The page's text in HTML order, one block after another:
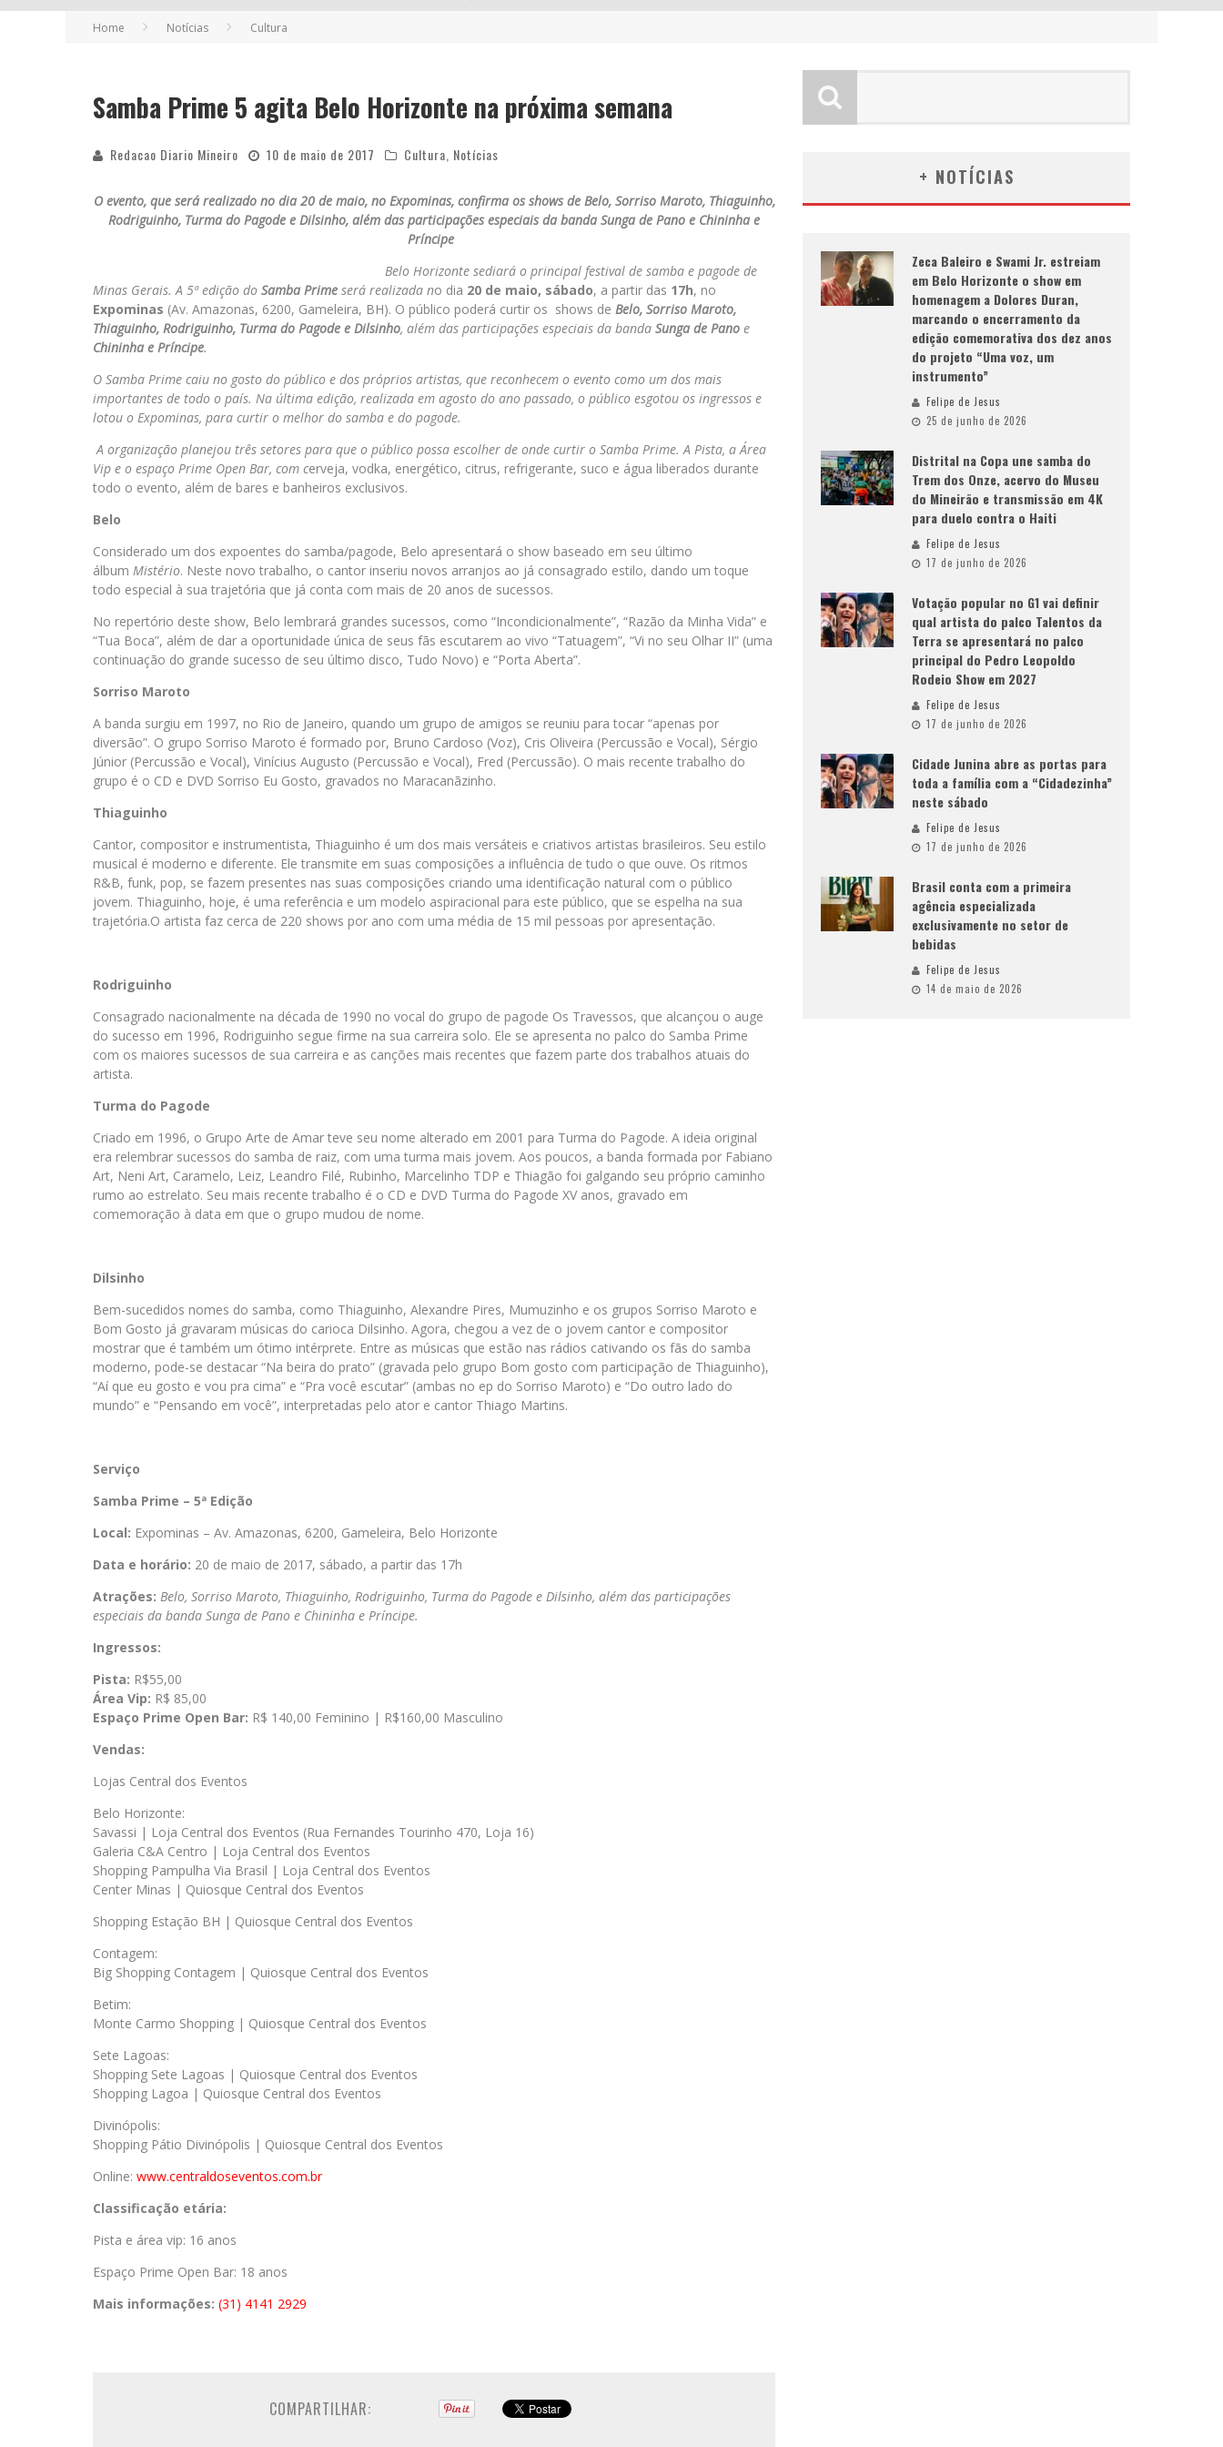
ZECA BALEIRO E SWAMI JR. ESTREIAM EM BELO HORIZONTE O SHOW EM HOMENAGEM A DOLORES DURAN, MARCANDO O ENCERRAMENTO DA EDIÇÃO COMEMORATIVA DOS DEZ ANOS DO PROJETO “UMA VOZ, UM INSTRUMENTO”
Home Notícias Cultura
Samba Prime 5 agita Belo Horizonte na próxima semana
Redacao Diario Mineiro 10 de maio de 2017 Cultura Notícias
O evento, que será realizado no dia 20 de maio, no Expominas, confirma os shows de Belo, Sorriso Maroto, Thiaguinho,
Rodriguinho, Turma do Pagode e Dilsinho, além das participações especiais da banda Sunga de Pano e Chininha e
Príncipe
Belo Horizonte sediará o principal festival de samba e pagode de
Minas Gerais. A 5ª edição do Samba Prime será realizada no dia 20 de maio, sábado, a partir das 17h, no
Expominas (Av. Amazonas, 6200, Gameleira, BH). O público poderá curtir os shows de Belo, Sorriso Maroto,
Thiaguinho, Rodriguinho, Turma do Pagode e Dilsinho, além das participações especiais da banda Sunga de Pano e
Chininha e Príncipe.
O Samba Prime caiu no gosto do público e dos próprios artistas, que reconhecem o evento como um dos mais
importantes de todo o país. Na última edição, realizada em agosto do ano passado, o público esgotou os ingressos e
lotou o Expominas, para curtir o melhor do samba e do pagode.
A organização planejou três setores para que o público possa escolher de onde curtir o Samba Prime. A Pista, a Área
Vip e o espaço Prime Open Bar, com cerveja, vodka, energético, citrus, refrigerante, suco e água liberados durante
todo o evento, além de bares e banheiros exclusivos.
Belo
Considerado um dos expoentes do samba/pagode, Belo apresentará o show baseado em seu último
álbum Mistério. Neste novo trabalho, o cantor inseriu novos arranjos ao já consagrado estilo, dando um toque
todo especial à sua trajetória que já conta com mais de 20 anos de sucessos.
No repertório deste show, Belo lembrará grandes sucessos, como “Incondicionalmente”, “Razão da Minha Vida” e
“Tua Boca”, além de dar a oportunidade única de seus fãs escutarem ao vivo “Tatuagem”, “Vi no seu Olhar II” (uma
continuação do grande sucesso de seu último disco, Tudo Novo) e “Porta Aberta”.
Sorriso Maroto
A banda surgiu em 1997, no Rio de Janeiro, quando um grupo de amigos se reuniu para tocar “apenas por
diversão”. O grupo Sorriso Maroto é formado por, Bruno Cardoso (Voz), Cris Oliveira (Percussão e Vocal), Sérgio
Júnior (Percussão e Vocal), Vinícius Augusto (Percussão e Vocal), Fred (Percussão). O mais recente trabalho do
grupo é o CD e DVD Sorriso Eu Gosto, gravados no Maracanãzinho.
Thiaguinho
Cantor, compositor e instrumentista, Thiaguinho é um dos mais versáteis e criativos artistas brasileiros. Seu estilo
musical é moderno e diferente. Ele transmite em suas composições a influência de tudo o que ouve. Os ritmos
R&B, funk, pop, se fazem presentes nas suas composições criando uma identificação natural com o público
jovem. Thiaguinho, hoje, é uma referência e um modelo aspiracional para este público, que se espelha na sua
trajetória.O artista faz cerca de 220 shows por ano com uma média de 15 mil pessoas por apresentação.
Rodriguinho
Consagrado nacionalmente na década de 1990 no vocal do grupo de pagode Os Travessos, que alcançou o auge
do sucesso em 1996, Rodriguinho segue firme na sua carreira solo. Ele se apresenta no palco do Samba Prime
com os maiores sucessos de sua carreira e as canções mais recentes que fazem parte dos trabalhos atuais do
artista.
Turma do Pagode
Criado em 1996, o Grupo Arte de Amar teve seu nome alterado em 2001 para Turma do Pagode. A ideia original
era relembrar sucessos do samba de raiz, com uma turma mais jovem. Aos poucos, a banda formada por Fabiano
Art, Neni Art, Caramelo, Leiz, Leandro Filé, Rubinho, Marcelinho TDP e Thiagão foi galgando seu próprio caminho
rumo ao estrelato. Seu mais recente trabalho é o CD e DVD Turma do Pagode XV anos, gravado em
comemoração à data em que o grupo mudou de nome.
Dilsinho
Bem-sucedidos nomes do samba, como Thiaguinho, Alexandre Pires, Mumuzinho e os grupos Sorriso Maroto e
Bom Gosto já gravaram músicas do carioca Dilsinho. Agora, chegou a vez de o jovem cantor e compositor
mostrar que é também um ótimo intérprete. Entre as músicas que estão nas rádios cativando os fãs do samba
moderno, pode-se destacar “Na beira do prato” (gravada pelo grupo Bom gosto com participação de Thiaguinho),
“Aí que eu gosto e vou pra cima” e “Pra você escutar” (ambas no ep do Sorriso Maroto) e “Do outro lado do
mundo” e “Pensando em você”, interpretadas pelo ator e cantor Thiago Martins.
Serviço
Samba Prime – 5ª Edição
Local: Expominas – Av. Amazonas, 6200, Gameleira, Belo Horizonte
Data e horário: 20 de maio de 2017, sábado, a partir das 17h
Atrações: Belo, Sorriso Maroto, Thiaguinho, Rodriguinho, Turma do Pagode e Dilsinho, além das participações
especiais da banda Sunga de Pano e Chininha e Príncipe.
Ingressos:
Pista: R$55,00
Área Vip: R$ 85,00
Espaço Prime Open Bar: R$ 140,00 Feminino | R$160,00 Masculino
Vendas:
Lojas Central dos Eventos
Belo Horizonte:
Savassi | Loja Central dos Eventos (Rua Fernandes Tourinho 470, Loja 16)
Galeria C&A Centro | Loja Central dos Eventos
Shopping Pampulha Via Brasil | Loja Central dos Eventos
Center Minas | Quiosque Central dos Eventos
Shopping Estação BH | Quiosque Central dos Eventos
Contagem:
Big Shopping Contagem | Quiosque Central dos Eventos
Betim:
Monte Carmo Shopping | Quiosque Central dos Eventos
Sete Lagoas:
Shopping Sete Lagoas | Quiosque Central dos Eventos
Shopping Lagoa | Quiosque Central dos Eventos
Divinópolis:
Shopping Pátio Divinópolis | Quiosque Central dos Eventos
Online: www.centraldoseventos.com.br
Classificação etária:
Pista e área vip: 16 anos
Espaço Prime Open Bar: 18 anos
Mais informações: (31) 4141 2929
COMPARTILHAR:
+ NOTÍCIAS
Zeca Baleiro e Swami Jr. estreiam
em Belo Horizonte o show em
homenagem a Dolores Duran,
marcando o encerramento da
edição comemorativa dos dez anos
do projeto “Uma voz, um
instrumento”
Felipe de Jesus
25 de junho de 2026
Distrital na Copa une samba do
Trem dos Onze, acervo do Museu
do Mineirão e transmissão em 4K
para duelo contra o Haiti
Felipe de Jesus
17 de junho de 2026
Votação popular no G1 vai definir
qual artista do palco Talentos da
Terra se apresentará no palco
principal do Pedro Leopoldo
Rodeio Show em 2027
Felipe de Jesus
17 de junho de 2026
Cidade Junina abre as portas para
toda a família com a “Cidadezinha”
neste sábado
Felipe de Jesus
17 de junho de 2026
Brasil conta com a primeira
agência especializada
exclusivamente no setor de
bebidas
Felipe de Jesus
14 de maio de 2026